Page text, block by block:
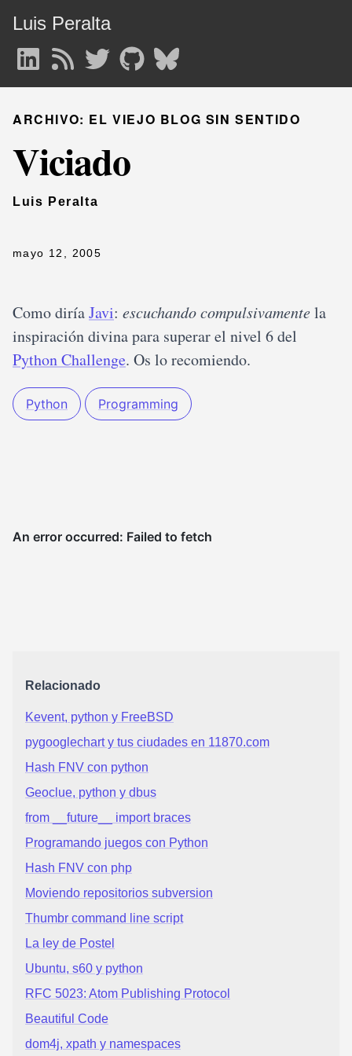
Luis Peralta
ARCHIVO: EL VIEJO BLOG SIN SENTIDO
Viciado
Luis Peralta
mayo 12, 2005
Como diríaJavi: escuchando compulsivamentela
inspiración divina para superar el nivel 6 del
Python Challenge. Os lo recomiendo.
Python Programming
Relacionado
Kevent, python y FreeBSD
pygooglechart y tus ciudades en 11870.com
Hash FNV con python
Geoclue, python y dbus
from __future__ import braces
Programando juegos con Python
Hash FNV con php
Moviendo repositorios subversion
Thumbr command line script
La ley de Postel
Ubuntu, s60 y python
RFC 5023: Atom Publishing Protocol
Beautiful Code
dom4j, xpath y namespaces